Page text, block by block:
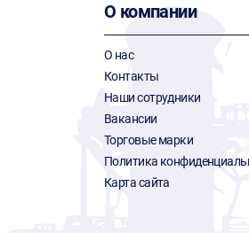
О компании
О нас
Контакты
Наши сотрудники
Вакансии
Торговые марки
Политика
Карта сайта